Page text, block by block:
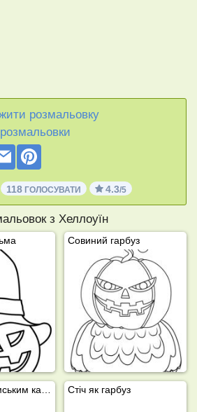
розмальовку
118ГОЛОСУВАТИ 4.3/5
з Хеллоуїн
Совиний гарбуз
Стіч як гарбуз